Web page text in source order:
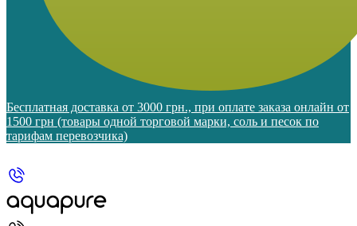
Бесплатная доставка от 3000 грн., при оплате заказа онлайн от
1500 грн (товары одной торговой марки, соль и песок по
тарифам перевозчика)